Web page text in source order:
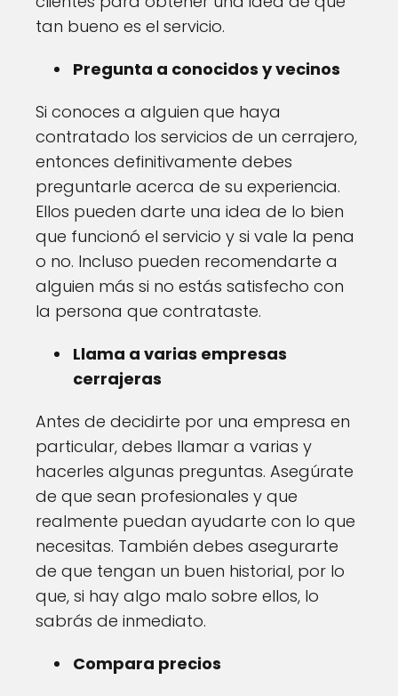
tan bueno es el servicio.
Pregunta a conocidos y vecinos
Si conoces a alguien que haya
contratado los servicios de un cerrajero,
entonces definitivamente debes
preguntarle acerca de su experiencia.
Ellos pueden darte una idea de lo bien
que funcionó el servicio y si vale la pena
o no. Incluso pueden recomendarte a
alguien más si no estás satisfecho con
la persona que contrataste.
Llama a varias empresas
cerrajeras
Antes de decidirte por una empresa en
particular, debes llamar a varias y
hacerles algunas preguntas. Asegúrate
de que sean profesionales y que
realmente puedan ayudarte con lo que
necesitas. También debes asegurarte
de que tengan un buen historial, por lo
que, si hay algo malo sobre ellos, lo
sabrás de inmediato.
Compara precios